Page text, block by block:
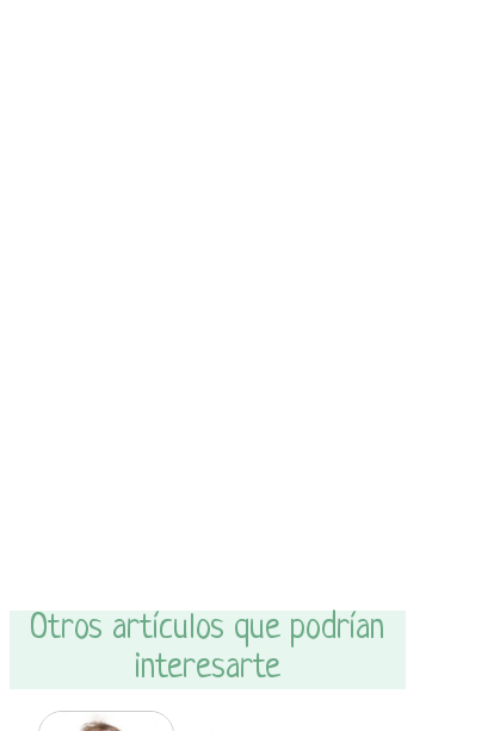
Otros artículos que podrían
interesarte